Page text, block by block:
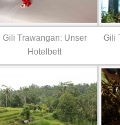
Gili Trawangan: Unser
Hotelbett
Gili